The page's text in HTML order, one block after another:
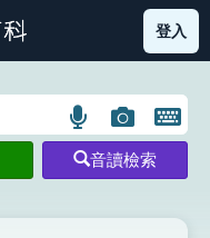
部首索引表圖示
登入
語
言
搜
圖
片
搜
開
鍵
圖
音讀檢索